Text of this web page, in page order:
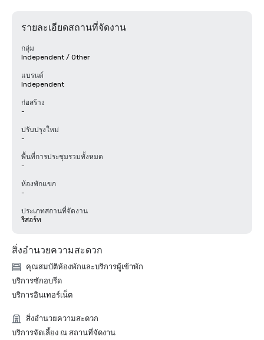
รายละเอียดสถานที่จัดงาน
กลุ่ม
Independent / Other
แบรนด์
Independent
ก่อสร้าง
-
ปรับปรุงใหม่
-
พื้นที่การประชุมรวมทั้งหมด
-
ห้องพักแขก
-
ประเภทสถานที่จัดงาน
รีสอร์ท
สิ่งอำนวยความสะดวก
คุณสมบัติห้องพักและบริการผู้เข้าพัก
บริการซักอบรีด
บริการอินเทอร์เน็ต
สิ่งอำนวยความสะดวก
บริการจัดเลี้ยง ณ สถานที่จัดงาน